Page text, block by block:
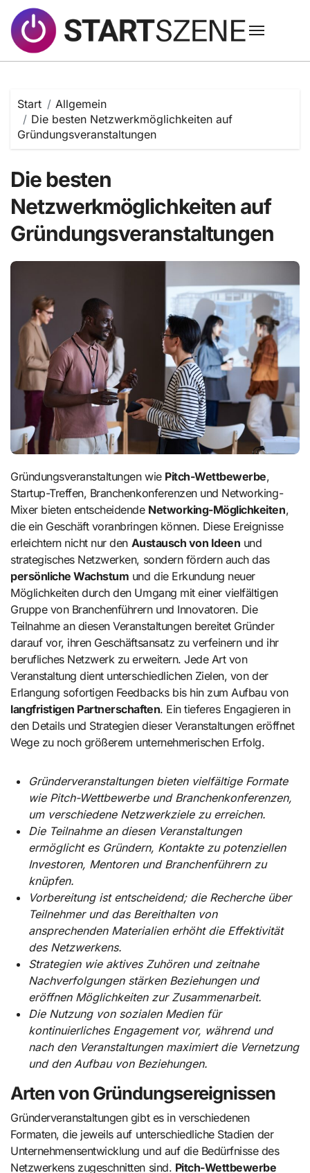
Inhalt
springen
Start
Allgemein
Die besten Netzwerkmöglichkeiten auf
Gründungsveranstaltungen
Die besten
Netzwerkmöglichkeiten auf
Gründungsveranstaltungen
Gründungsveranstaltungen wie Pitch-Wettbewerbe,
Startup-Treffen, Branchenkonferenzen und Networking-
Mixer bieten entscheidende Networking-Möglichkeiten,
die ein Geschäft voranbringen können. Diese Ereignisse
erleichtern nicht nur den Austausch von Ideen und
strategisches Netzwerken, sondern fördern auch das
persönliche Wachstum und die Erkundung neuer
Möglichkeiten durch den Umgang mit einer vielfältigen
Gruppe von Branchenführern und Innovatoren. Die
Teilnahme an diesen Veranstaltungen bereitet Gründer
darauf vor, ihren Geschäftsansatz zu verfeinern und ihr
berufliches Netzwerk zu erweitern. Jede Art von
Veranstaltung dient unterschiedlichen Zielen, von der
Erlangung sofortigen Feedbacks bis hin zum Aufbau von
langfristigen Partnerschaften. Ein tieferes Engagieren in
den Details und Strategien dieser Veranstaltungen eröffnet
Wege zu noch größerem unternehmerischen Erfolg.
Gründerveranstaltungen bieten vielfältige Formate
wie Pitch-Wettbewerbe und Branchenkonferenzen,
um verschiedene Netzwerkziele zu erreichen.
Die Teilnahme an diesen Veranstaltungen
ermöglicht es Gründern, Kontakte zu potenziellen
Investoren, Mentoren und Branchenführern zu
knüpfen.
Vorbereitung ist entscheidend; die Recherche über
Teilnehmer und das Bereithalten von
ansprechenden Materialien erhöht die Effektivität
des Netzwerkens.
Strategien wie aktives Zuhören und zeitnahe
Nachverfolgungen stärken Beziehungen und
eröffnen Möglichkeiten zur Zusammenarbeit.
Die Nutzung von sozialen Medien für
kontinuierliches Engagement vor, während und
nach den Veranstaltungen maximiert die Vernetzung
und den Aufbau von Beziehungen.
Arten von Gründungsereignissen
Gründerveranstaltungen gibt es in verschiedenen
Formaten, die jeweils auf unterschiedliche Stadien der
Unternehmensentwicklung und auf die Bedürfnisse des
Netzwerkens zugeschnitten sind. Pitch-Wettbewerbe